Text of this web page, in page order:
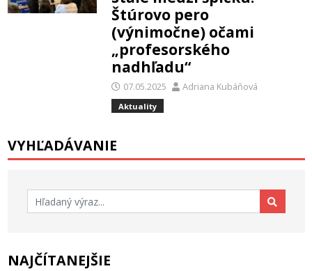
Štúrovo pero
(výnimočne) očami
„profesorského
nadhľadu“
07.05.2025 Adriana Kubáňová
Aktuality
VYHĽADÁVANIE
Hľadať:
NAJČÍTANEJŠIE